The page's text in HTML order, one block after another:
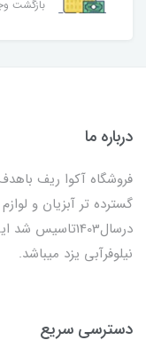
بازگشت وجه
درباره ما
فروشگاه آکوا ریف
گسترده تر آبزیان و
نیلوفرآبی یزد میباشد.
دسترسی سریع